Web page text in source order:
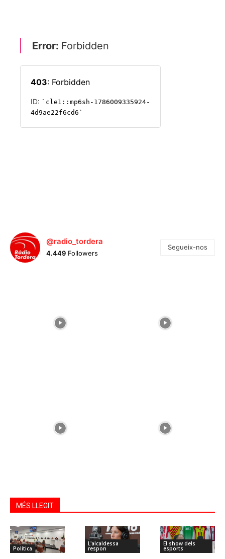
@radio_tordera
4.449 Followers
Segueix-nos
MÉS LLEGIT
Política
L'alcaldessa
respon
El show dels
esports